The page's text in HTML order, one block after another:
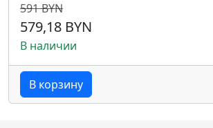
591 BYN
579,18 BYN
В наличии
В корзину